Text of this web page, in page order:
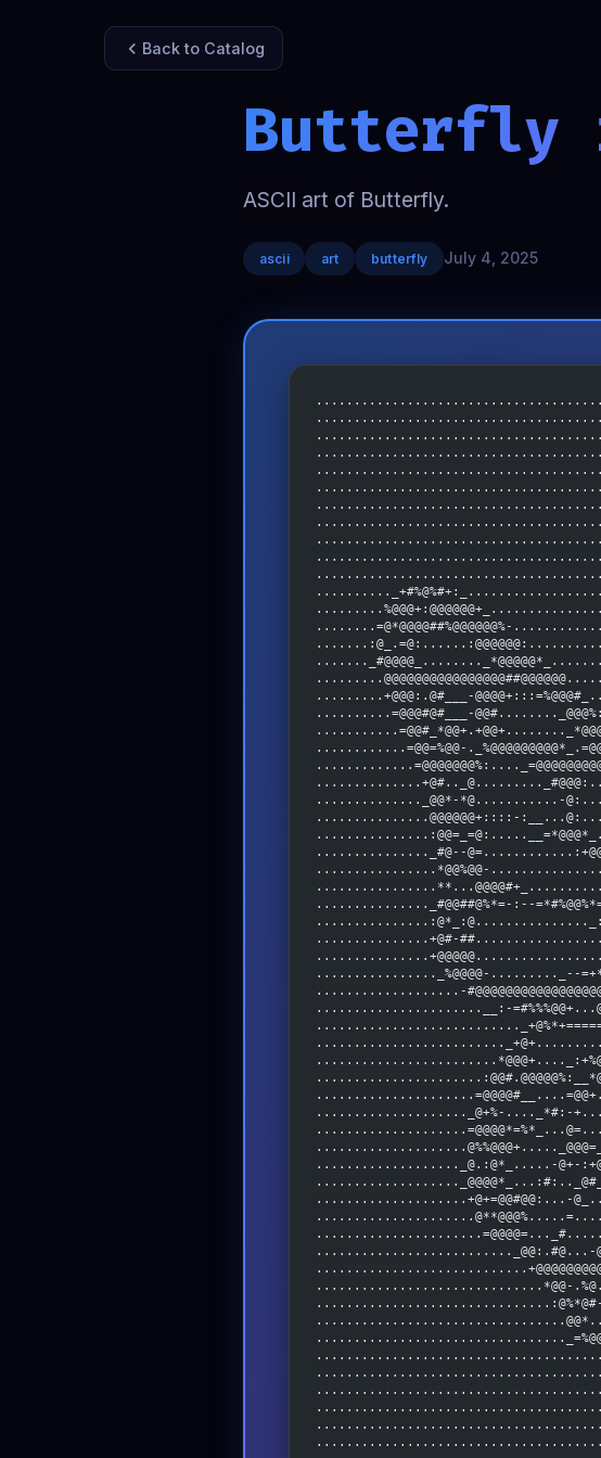
Back to Catalog
Butterfly
ASCII art of Butterfly.
ascii art butterfly July 4, 2025
.........+@@@:.@#___-
..........=@@@#@#___-
............=@@=%@@-
.............._@@*-*@...........-
...............@@@@@@+::::-
..............._#@--
................*@@%@@-
..............._#@@##@%*=-:--
...............+@#-
................_%@@@@-........._--
...................-
......................__:-
...................._@+%-...._*#:-
..................._@.:@*_.....-@+-
....................+@+=@@#@@:...-
.........................._@@:.#@...-
..............................*@@-
...............................:@%*@#-+-
.................................@@*..-